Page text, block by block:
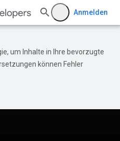
Anmelden
um Inhalte in Ihre bevorzugte
können Fehler